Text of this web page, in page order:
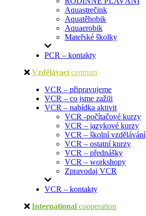
Aquastrečink
Aquatěhobik
Aquaerobik
Mateřské školky
PCR – kontakty
Vzdělávací centrum
VCR – připravujeme
VCR – co jsme zažili
VCR – nabídka aktivit
VCR -počítačové kurzy
VCR – jazykové kurzy
VCR – školní vzdělávání
VCR – ostatní kurzy
VCR – přednášky
VCR – workshopy
Zpravodaj VCR
VCR – kontakty
International cooperation